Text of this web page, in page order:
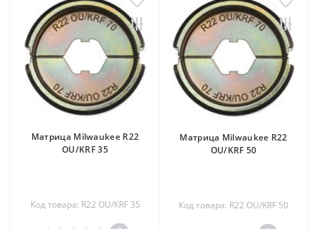
Матрица Milwaukee R22
OU/KRF 35
Код товара: R22 OU/KRF 35
Матрица Milwaukee R22
OU/KRF 50
Код товара: R22 OU/KRF 50